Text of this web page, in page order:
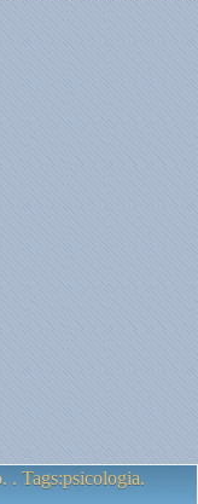
. Tags:psicologia.